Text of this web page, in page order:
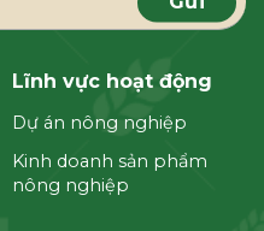
Lĩnh vực hoạt động
Dự án nông nghiệp
Kinh doanh sản phẩm
nông nghiệp